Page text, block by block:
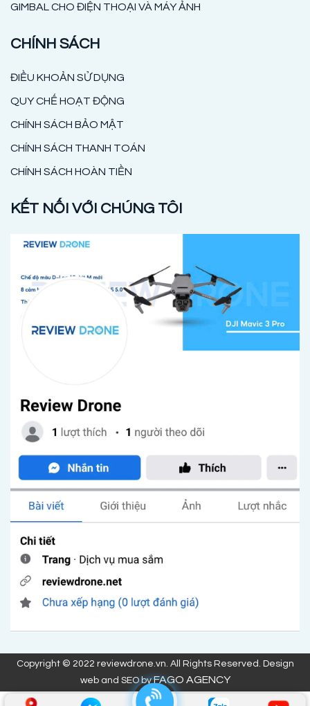
GIMBAL CHO ĐIỆN THOẠI VÀ MÁY ẢNH
CHÍNH SÁCH
ĐIỀU KHOẢN SỬ DỤNG
QUY CHẾ HOẠT ĐỘNG
CHÍNH SÁCH BẢO MẬT
CHÍNH SÁCH THANH TOÁN
CHÍNH SÁCH HOÀN TIỀN
KẾT NỐI VỚI CHÚNG TÔI
Copyright © 2022 reviewdrone.vn. All Rights Reserved. Design
web and SEO byFAGO AGENCY